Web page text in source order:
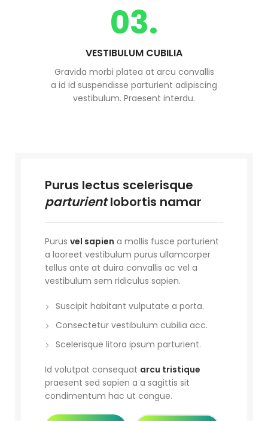
03.
VESTIBULUM CUBILIA
Gravida morbi platea at arcu convallis
a id id suspendisse parturient adipiscing
vestibulum. Praesent interdu.
Purus lectus scelerisque
parturientlobortis namar
Purus vel sapien a mollis fusce parturient
a laoreet vestibulum purus ullamcorper
tellus ante at duira convallis ac vel a
vestibulum sem ridiculus sapien.
Suscipit habitant vulputate a porta.
Consectetur vestibulum cubilia acc.
Scelerisque litora ipsum parturient.
Id volutpat consequat arcu tristique
praesent sed sapien a a sagittis sit
condimentum hac ut congue.